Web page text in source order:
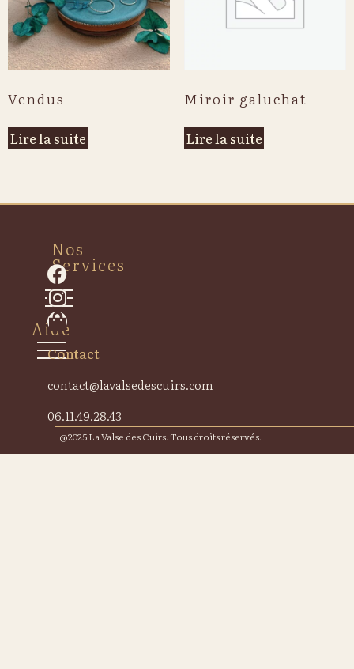
Vendus
Lire la suite
Miroir galuchat
Lire la suite
Nos
Services
Aide
Contact
contact@lavalsedescuirs.com
06.11.49.28.43
@2025 La Valse des Cuirs. Tous droits réservés.